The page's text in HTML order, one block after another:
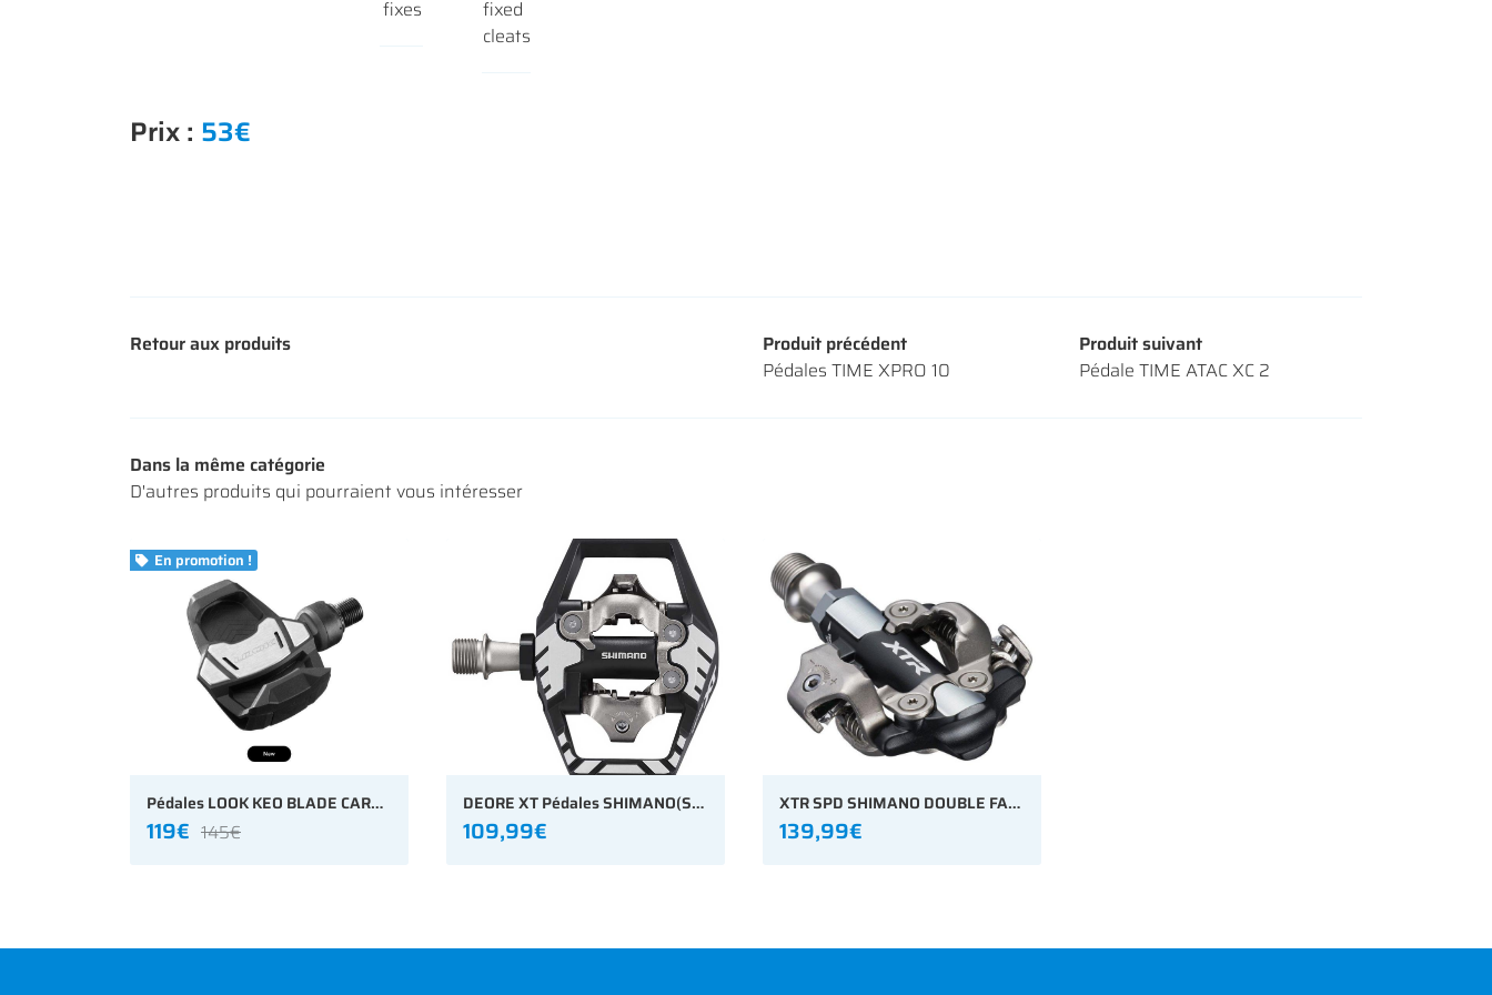
fixes
fixed
cleats
Prix : 53€
Retour aux produits
Produit précédent
Pédales TIME XPRO 10
Produit suivant
Pédale TIME ATAC XC 2
Dans la même catégorie
D'autres produits qui pourraient vous intéresser
 En promotion !
Pédales LOOK KEO BLADE CARBON
119€ 145€
DEORE XT Pédales SHIMANO(SPD) PD-M8120 Double face (VTT)
109,99€
XTR SPD SHIMANO DOUBLE FACE (VTT)
139,99€